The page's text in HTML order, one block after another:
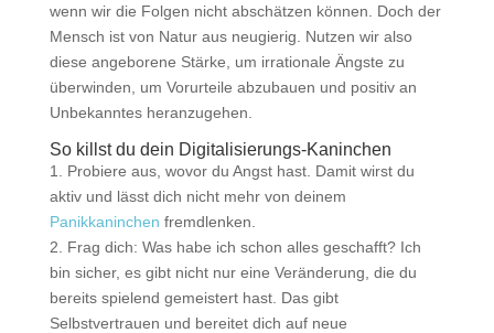
wenn wir die Folgen nicht abschätzen können. Doch der
Mensch ist von Natur aus neugierig. Nutzen wir also
diese angeborene Stärke, um irrationale Ängste zu
überwinden, um Vorurteile abzubauen und positiv an
Unbekanntes heranzugehen.
So killst du dein Digitalisierungs-Kaninchen
1. Probiere aus, wovor du Angst hast. Damit wirst du
aktiv und lässt dich nicht mehr von deinem
Panikkaninchen fremdlenken.
2. Frag dich: Was habe ich schon alles geschafft? Ich
bin sicher, es gibt nicht nur eine Veränderung, die du
bereits spielend gemeistert hast. Das gibt
Selbstvertrauen und bereitet dich auf neue